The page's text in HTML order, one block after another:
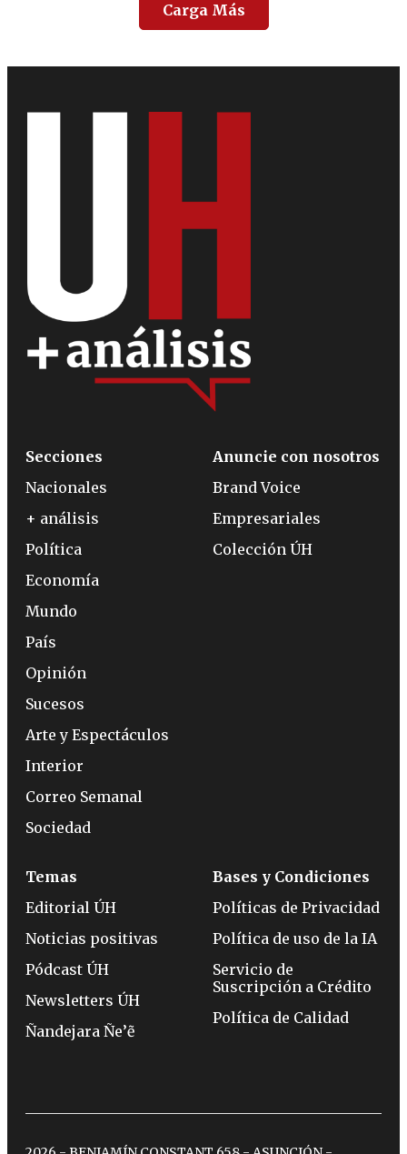
Carga Más
Secciones
Nacionales
+ análisis
Política
Economía
Mundo
País
Opinión
Sucesos
Arte y Espectáculos
Interior
Correo Semanal
Sociedad
Anuncie con nosotros
Brand Voice
Empresariales
Colección ÚH
Temas
Editorial ÚH
Noticias positivas
Pódcast ÚH
Newsletters ÚH
Ñandejara Ñe’ẽ
Bases y Condiciones
Políticas de Privacidad
Política de uso de la IA
Servicio de
Suscripción a Crédito
Política de Calidad